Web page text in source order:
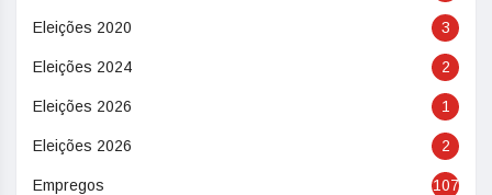
Eleições 2020 3
Eleições 2024 2
Eleições 2026 1
Eleições 2026 2
Empregos 107